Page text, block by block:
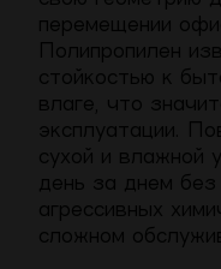
перемещении
Полипропилен
стойкостью к
влаге, что
эксплуатации.
сухой и влажной
день за днем
агрессивных
сложном